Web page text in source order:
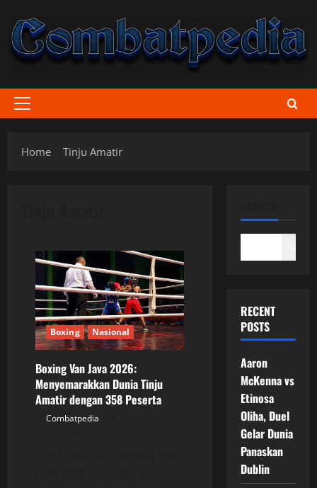
content
Primary
Home
Tinju Amatir
Boxing Nasional
Boxing Van Java 2026:
Menyemarakkan Dunia Tinju
Amatir dengan 358 Peserta
Combatpedia
RECENT
POSTS
Aaron
McKenna vs
Etinosa
Oliha, Duel
Gelar Dunia
Panaskan
Dublin